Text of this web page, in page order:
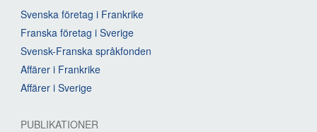
Svenska företag i Frankrike
Franska företag i Sverige
Svensk-Franska språkfonden
Affärer i Frankrike
Affärer i Sverige
PUBLIKATIONER